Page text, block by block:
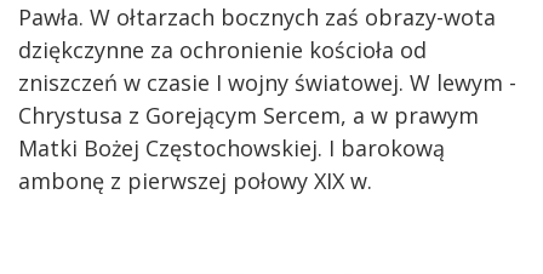
Pawła. W ołtarzach bocznych zaś obrazy-wota
dziękczynne za ochronienie kościoła od
zniszczeń w czasie I wojny światowej. W lewym -
Chrystusa z Gorejącym Sercem, a w prawym
Matki Bożej Częstochowskiej. I barokową
ambonę z pierwszej połowy XIX w.